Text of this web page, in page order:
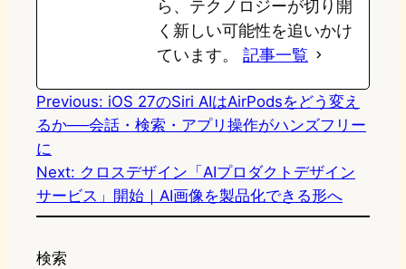
ら、テクノロジーが切り開
く新しい可能性を追いかけ
ています。 記事一覧
Previous: iOS 27のSiri AIはAirPodsをどう変え
るか──会話・検索・アプリ操作がハンズフリー
に
Next: クロスデザイン「AIプロダクトデザイン
サービス」開始｜AI画像を製品化できる形へ
検索